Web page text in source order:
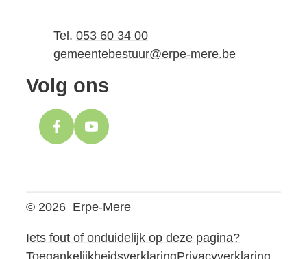
053 60 34 00
E-mailgemeentebestuur@erpe-mere.be
Volg ons
FacebookYouTube
© 2026 Erpe-Mere
Iets fout of onduidelijk op deze pagina?
ToegankelijkheidsverklaringPrivacyverklaring